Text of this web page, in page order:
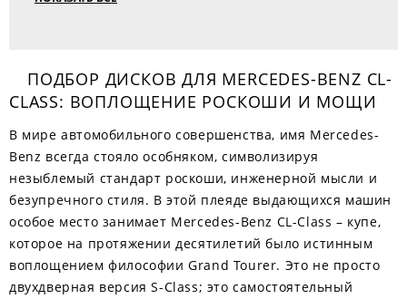
ПОДБОР ДИСКОВ ДЛЯ MERCEDES-BENZ CL-
CLASS: ВОПЛОЩЕНИЕ РОСКОШИ И МОЩИ
В мире автомобильного совершенства, имя Mercedes-
Benz всегда стояло особняком, символизируя
незыблемый стандарт роскоши, инженерной мысли и
безупречного стиля. В этой плеяде выдающихся машин
особое место занимает Mercedes-Benz CL-Class – купе,
которое на протяжении десятилетий было истинным
воплощением философии Grand Tourer. Это не просто
двухдверная версия S-Class; это самостоятельный